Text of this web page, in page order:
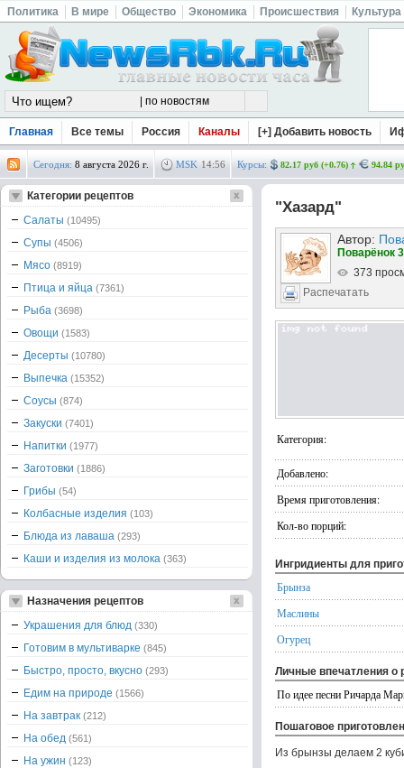
Политика В мире Общество Экономика Происшествия Культура
Главная Все темы Россия Каналы [+] Добавить новость
Сегодня: 8 августа 2026 г. MSK 14:56 Курсы: 82.17 руб (+0.76) 94.84
"Хазард"
Автор:
Поварёнок
373
Распечатать
Категория:
Добавлено:
Время приготовления:
Кол-во порций:
Ингридиенты для
Брынза
Маслины
Огурец
Личные впечатления о
По идее песни Ричарда
Пошаговое
Из брынзы делаем 2
Категории рецептов
Салаты (10495)
Супы (4506)
Мясо (8919)
Птица и яйца (7361)
Рыба (3698)
Овощи (1583)
Десерты (10780)
Выпечка (15352)
Соусы (874)
Закуски (7401)
Напитки (1977)
Заготовки (1886)
Грибы (54)
Колбасные изделия (103)
Блюда из лаваша (293)
Каши и изделия из молока (363)
Назначения рецептов
Украшения для блюд (330)
Готовим в мультиварке (845)
Быстро, просто, вкусно (293)
Едим на природе (1566)
На завтрак (212)
На обед (561)
На ужин (123)